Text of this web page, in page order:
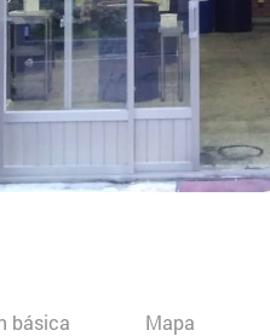
básica Mapa